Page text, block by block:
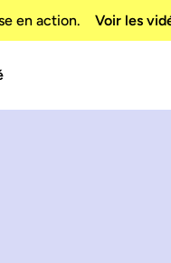
en action. Voir les